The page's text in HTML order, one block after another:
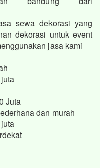
sewa dekorasi yang
dekorasi untuk event
jasa kami
Juta
dan murah